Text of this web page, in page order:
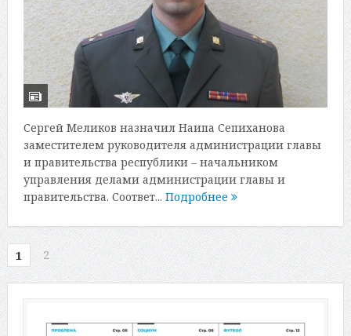
Сергей Меликов назначил Наипа Сепиханова
заместителем руководителя администрации главы
и правительства республики – начальником
управления делами администрации главы и
правительства. Соответ... Подробнее
1 2